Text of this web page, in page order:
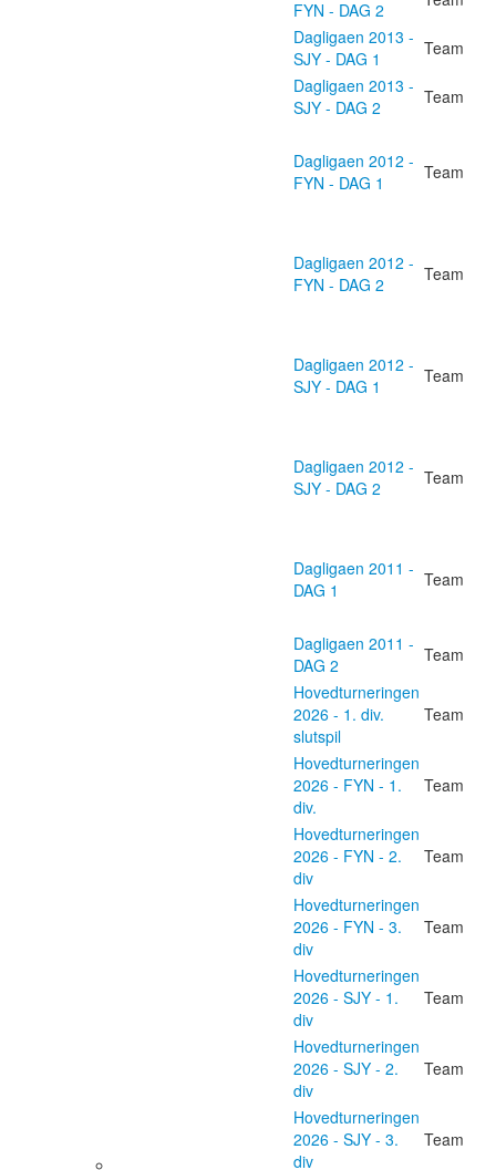
FYN - DAG 2
Dagligaen 2013 -
SJY - DAG 1
Team
Dagligaen 2013 -
SJY - DAG 2
Team
Dagligaen 2012 -
FYN - DAG 1
Team
Dagligaen 2012 -
FYN - DAG 2
Team
Dagligaen 2012 -
SJY - DAG 1
Team
Dagligaen 2012 -
SJY - DAG 2
Team
Dagligaen 2011 -
DAG 1
Team
Dagligaen 2011 -
DAG 2
Team
Hovedturneringen
2026 - 1. div.
slutspil
Team
Hovedturneringen
2026 - FYN - 1.
div.
Team
Hovedturneringen
2026 - FYN - 2.
div
Team
Hovedturneringen
2026 - FYN - 3.
div
Team
Hovedturneringen
2026 - SJY - 1.
div
Team
Hovedturneringen
2026 - SJY - 2.
div
Team
Hovedturneringen
2026 - SJY - 3.
div
Team